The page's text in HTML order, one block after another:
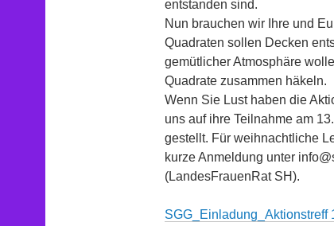
entstanden sind.
Nun brauchen wir Ihre und
Quadraten sollen Decken
gemütlicher Atmosphäre
Quadrate zusammen häkeln.
Wenn Sie Lust haben die
uns auf ihre Teilnahme am
gestellt. Für weihnachtliche
kurze Anmeldung unter
(LandesFrauenRat SH).
SGG_Einladung_Aktionstreff